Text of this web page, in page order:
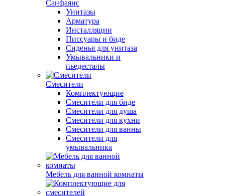
Санфаянс
Унитазы
Арматура
Инсталляции
Писсуары и биде
Сиденья для унитаза
Умывальники и
пьедесталы
Смесители
Комплектующие
Смесители для биде
Смесители для душа
Смесители для кухни
Смесители для ванны
Смесители для
умывальника
Мебель для ванной комнаты